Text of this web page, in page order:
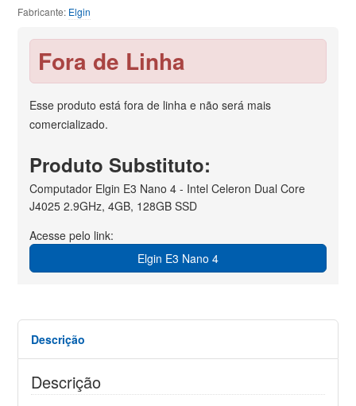
Fabricante: Elgin
Fora de Linha
Esse produto está fora de linha e não será mais
comercializado.
Produto Substituto:
Computador Elgin E3 Nano 4 - Intel Celeron Dual Core
J4025 2.9GHz, 4GB, 128GB SSD
Acesse pelo link:
Elgin E3 Nano 4
Descrição
Descrição